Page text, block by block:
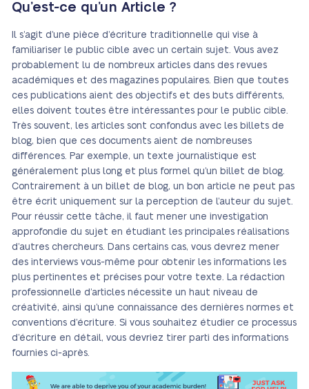
Qu’est-ce qu’un Article ?
Il s’agit d’une pièce d’écriture traditionnelle qui vise à
familiariser le public cible avec un certain sujet. Vous avez
probablement lu de nombreux articles dans des revues
académiques et des magazines populaires. Bien que toutes
ces publications aient des objectifs et des buts différents,
elles doivent toutes être intéressantes pour le public cible.
Très souvent, les articles sont confondus avec les billets de
blog, bien que ces documents aient de nombreuses
différences. Par exemple, un texte journalistique est
généralement plus long et plus formel qu’un billet de blog.
Contrairement à un billet de blog, un bon article ne peut pas
être écrit uniquement sur la perception de l’auteur du sujet.
Pour réussir cette tâche, il faut mener une investigation
approfondie du sujet en étudiant les principales réalisations
d’autres chercheurs. Dans certains cas, vous devrez mener
des interviews vous-même pour obtenir les informations les
plus pertinentes et précises pour votre texte. La rédaction
professionnelle d’articles nécessite un haut niveau de
créativité, ainsi qu’une connaissance des dernières normes et
conventions d’écriture. Si vous souhaitez étudier ce processus
d’écriture en détail, vous devriez tirer parti des informations
fournies ci-après.